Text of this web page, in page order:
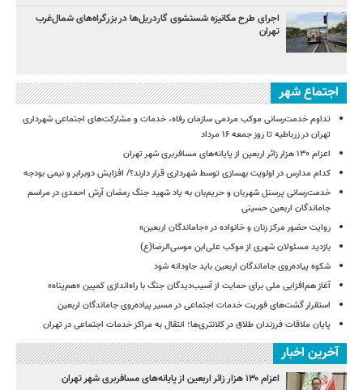
اجرای طرح مکانیزه شستشوی گاردریل‌ها در بزرگراه‌های شمال‌غرب
تهران
اجتماع شهر
تداوم خدمت‌رسانی موکب مردمی سازمان رفاه، خدمات و مشارکت‌های اجتماعی شهرداری
تهران در زرباطیه تا روز جمعه ۱۶ مرداد
اعزام ۱۳۰ هزار زائر اربعین از پایانه‌های مسافربری شهر تهران
کدام مدارس در اولویت بهسازی توسط شهرداری قرار دارند؟/ افزایش دوبرابر و نیمی بودجه
خدمت‌رسانی پرسنل شهربان و حریم‌بان به یاد شهید جنگ رمضان آرش احمدی در مراسم
جاماندگان اربعین حسینی
روایت حضور مرکز زنان و خانواده در «جاماندگان اربعین»
بازدید مسئولان شهری از موکب علی‌ابن موسی‌الرضا(ع)
شکوه پیاده‌روی جاماندگان اربعین باید جاودانه شود
آغاز هم‌افزایی ملی برای حمایت از آسیب‌دیدگان جنگ با راه‌اندازی کمپین «هم‌پناه»
استقرار گشت‌های فوریت خدمات اجتماعی در مسیر پیاده‌روی جاماندگان اربعین
پایان ملاقات فرزندان طلاق در کلانتری‌ها؛ انتقال به مراکز خدمات اجتماعی در تهران
آخرین اخبار
اعزام ۱۳۰ هزار زائر اربعین از پایانه‌های مسافربری شهر تهران